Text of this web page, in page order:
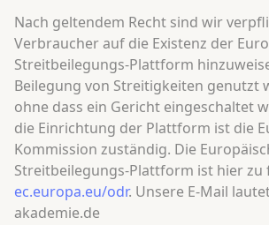
Nach geltendem Recht sind wir
Verbraucher auf die Existenz der
Streitbeilegungs-Plattform
Beilegung von Streitigkeiten genutzt
ohne dass ein Gericht eingeschaltet
die Einrichtung der Plattform ist die
Kommission zuständig. Die
Streitbeilegungs-Plattform ist hier zu
ec.europa.eu/odr. Unsere E-Mail
akademie.de